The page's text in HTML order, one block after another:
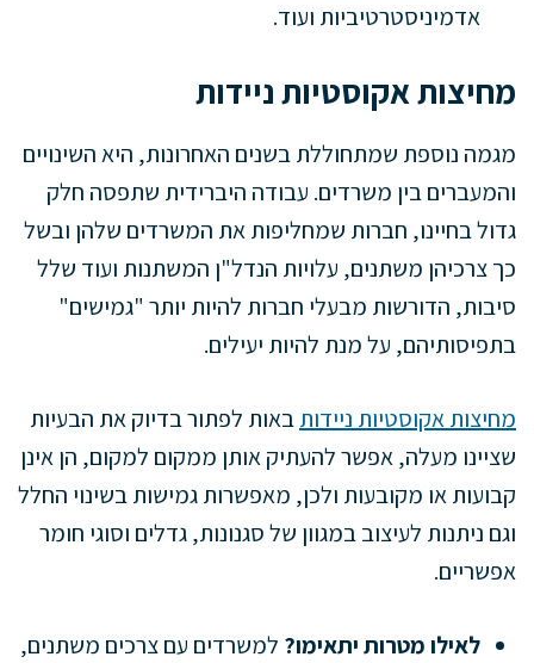
אדמיניסטרטיביות ועוד.
מחיצות אקוסטיות ניידות
מגמה נוספת שמתחוללת בשנים האחרונות, היא השינויים
והמעברים בין משרדים. עבודה היברידית שתפסה חלק
גדול בחיינו, חברות שמחליפות את המשרדים שלהן ובשל
כך צרכיהן משתנים, עלויות הנדל"ן המשתנות ועוד שלל
סיבות, הדורשות מבעלי חברות להיות יותר "גמישים"
בתפיסותיהם, על מנת להיות יעילים.
מחיצות אקוסטיות ניידותבאות לפתור בדיוק את הבעיות
שציינו מעלה, אפשר להעתיק אותן ממקום למקום, הן אינן
קבועות או מקובעות ולכן, מאפשרות גמישות בשינוי החלל
וגם ניתנות לעיצוב במגוון של סגנונות, גדלים וסוגי חומר
אפשריים.
לאילו מטרות יתאימו? למשרדים עם צרכים משתנים,